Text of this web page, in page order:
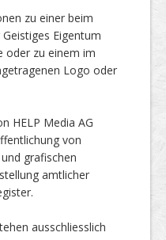
zu einer beim
Eigentum
oder zu einem im
Logo oder
HELP Media AG
von
grafischen
amtlicher
ausschliesslich